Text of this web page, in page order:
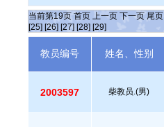
当前第19页 首页 上一页 下一页 尾页
[25] [26] [27] [28] [29]
教员编号 姓名、性别
2003597 柴教员.(男)